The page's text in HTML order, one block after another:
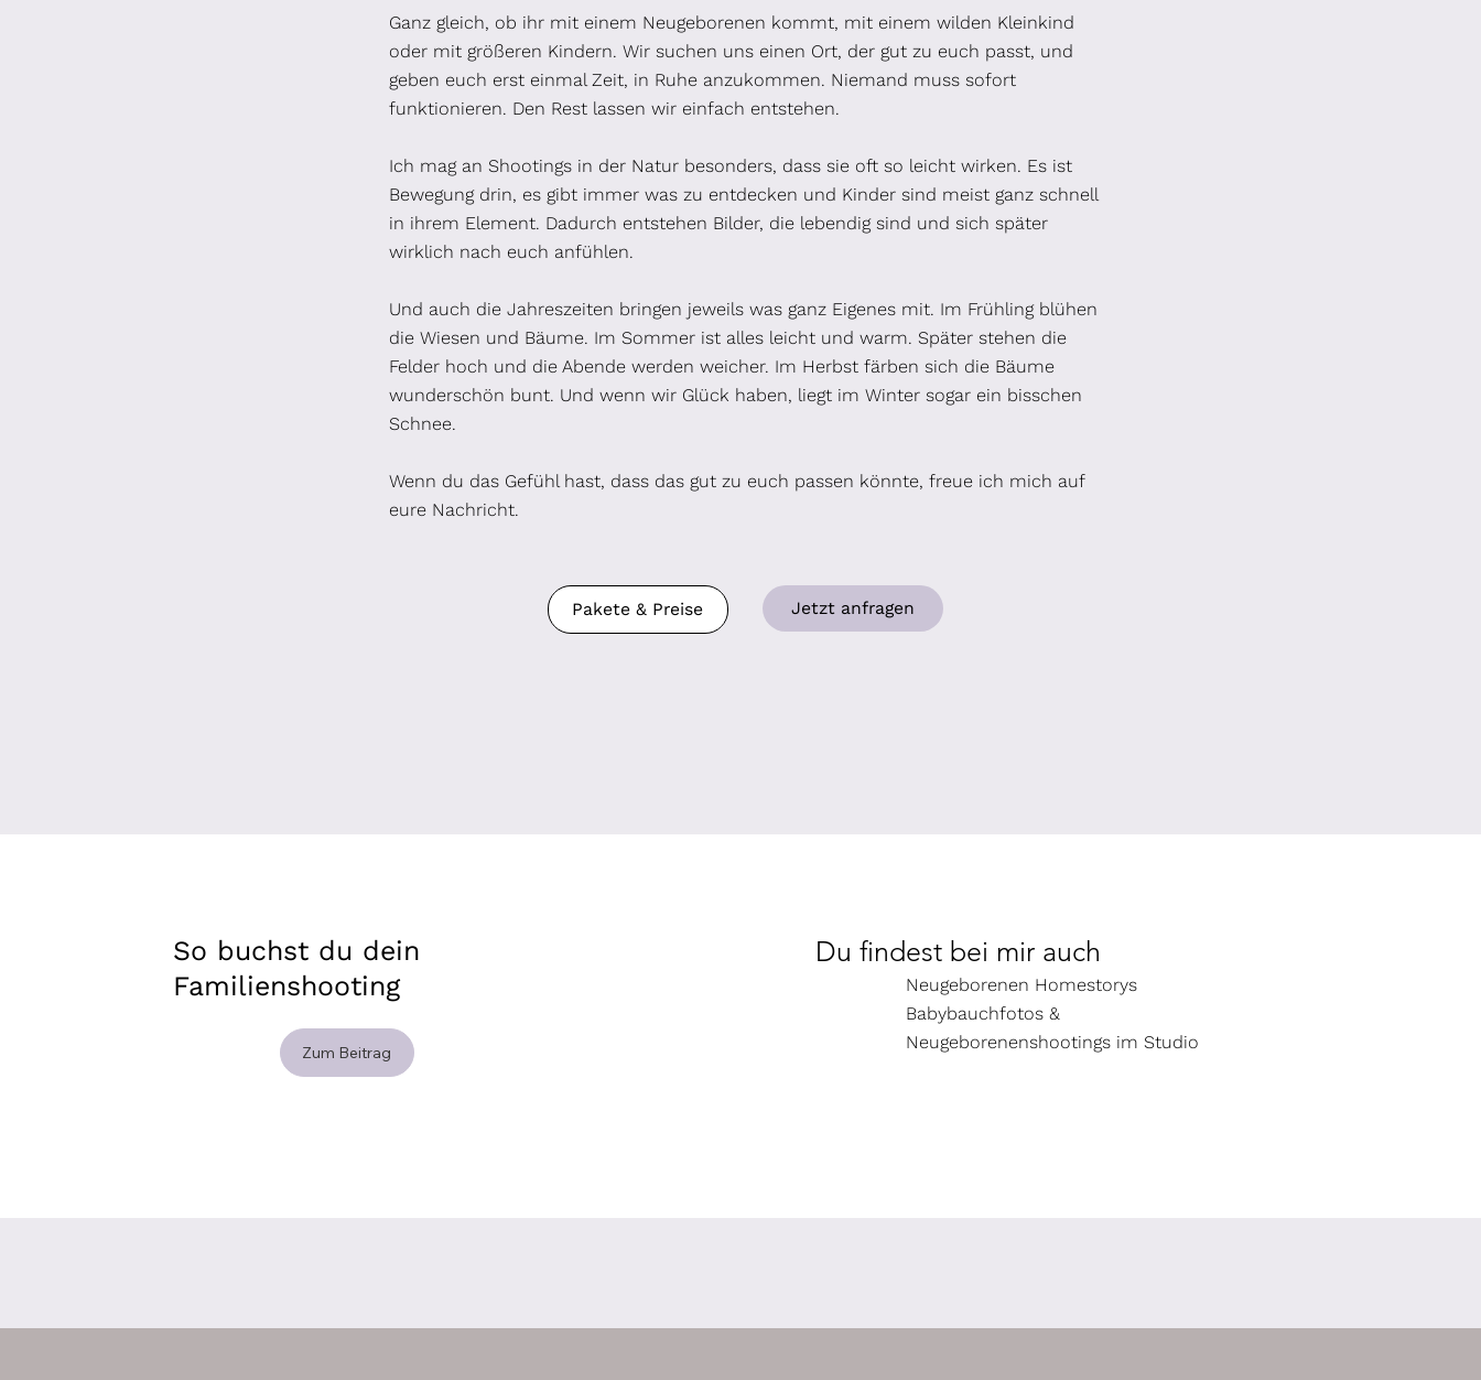
Ganz gleich, ob ihr mit einem Neugeborenen kommt, mit einem wilden Kleinkind
oder mit größeren Kindern. Wir suchen uns einen Ort, der gut zu euch passt, und
geben euch erst einmal Zeit, in Ruhe anzukommen. Niemand muss sofort
funktionieren. Den Rest lassen wir einfach entstehen.
Ich mag an Shootings in der Natur besonders, dass sie oft so leicht wirken. Es ist
Bewegung drin, es gibt immer was zu entdecken und Kinder sind meist ganz schnell
in ihrem Element. Dadurch entstehen Bilder, die lebendig sind und sich später
wirklich nach euch anfühlen.
Und auch die Jahreszeiten bringen jeweils was ganz Eigenes mit. Im Frühling blühen
die Wiesen und Bäume. Im Sommer ist alles leicht und warm. Später stehen die
Felder hoch und die Abende werden weicher. Im Herbst färben sich die Bäume
wunderschön bunt. Und wenn wir Glück haben, liegt im Winter sogar ein bisschen
Schnee.
Wenn du das Gefühl hast, dass das gut zu euch passen könnte, freue ich mich auf
eure Nachricht.
Pakete & Preise Jetzt anfragen
So buchst du dein
Familienshooting
Zum Beitrag
Du findest bei mir auch
Neugeborenen Homestorys
Babybauchfotos &
Neugeborenenshootings im Studio